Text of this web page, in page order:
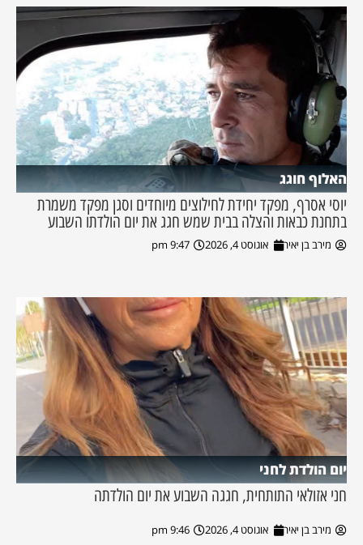
האלוף חוגג
יוסי אסרף, מפקד יחידת לחילוצים מיוחדים וסגן מפקד משמרת
בתחנת כבאות והצלה בבית שמש חגג את יום הולדתו השבוע
מירב בן יאיר אוגוסט 4, 2026 9:47 pm
יום הולדת לחני
חני אזולאי התותחית, חגגה השבוע את יום הולדתה
מירב בן יאיר אוגוסט 4, 2026 9:46 pm